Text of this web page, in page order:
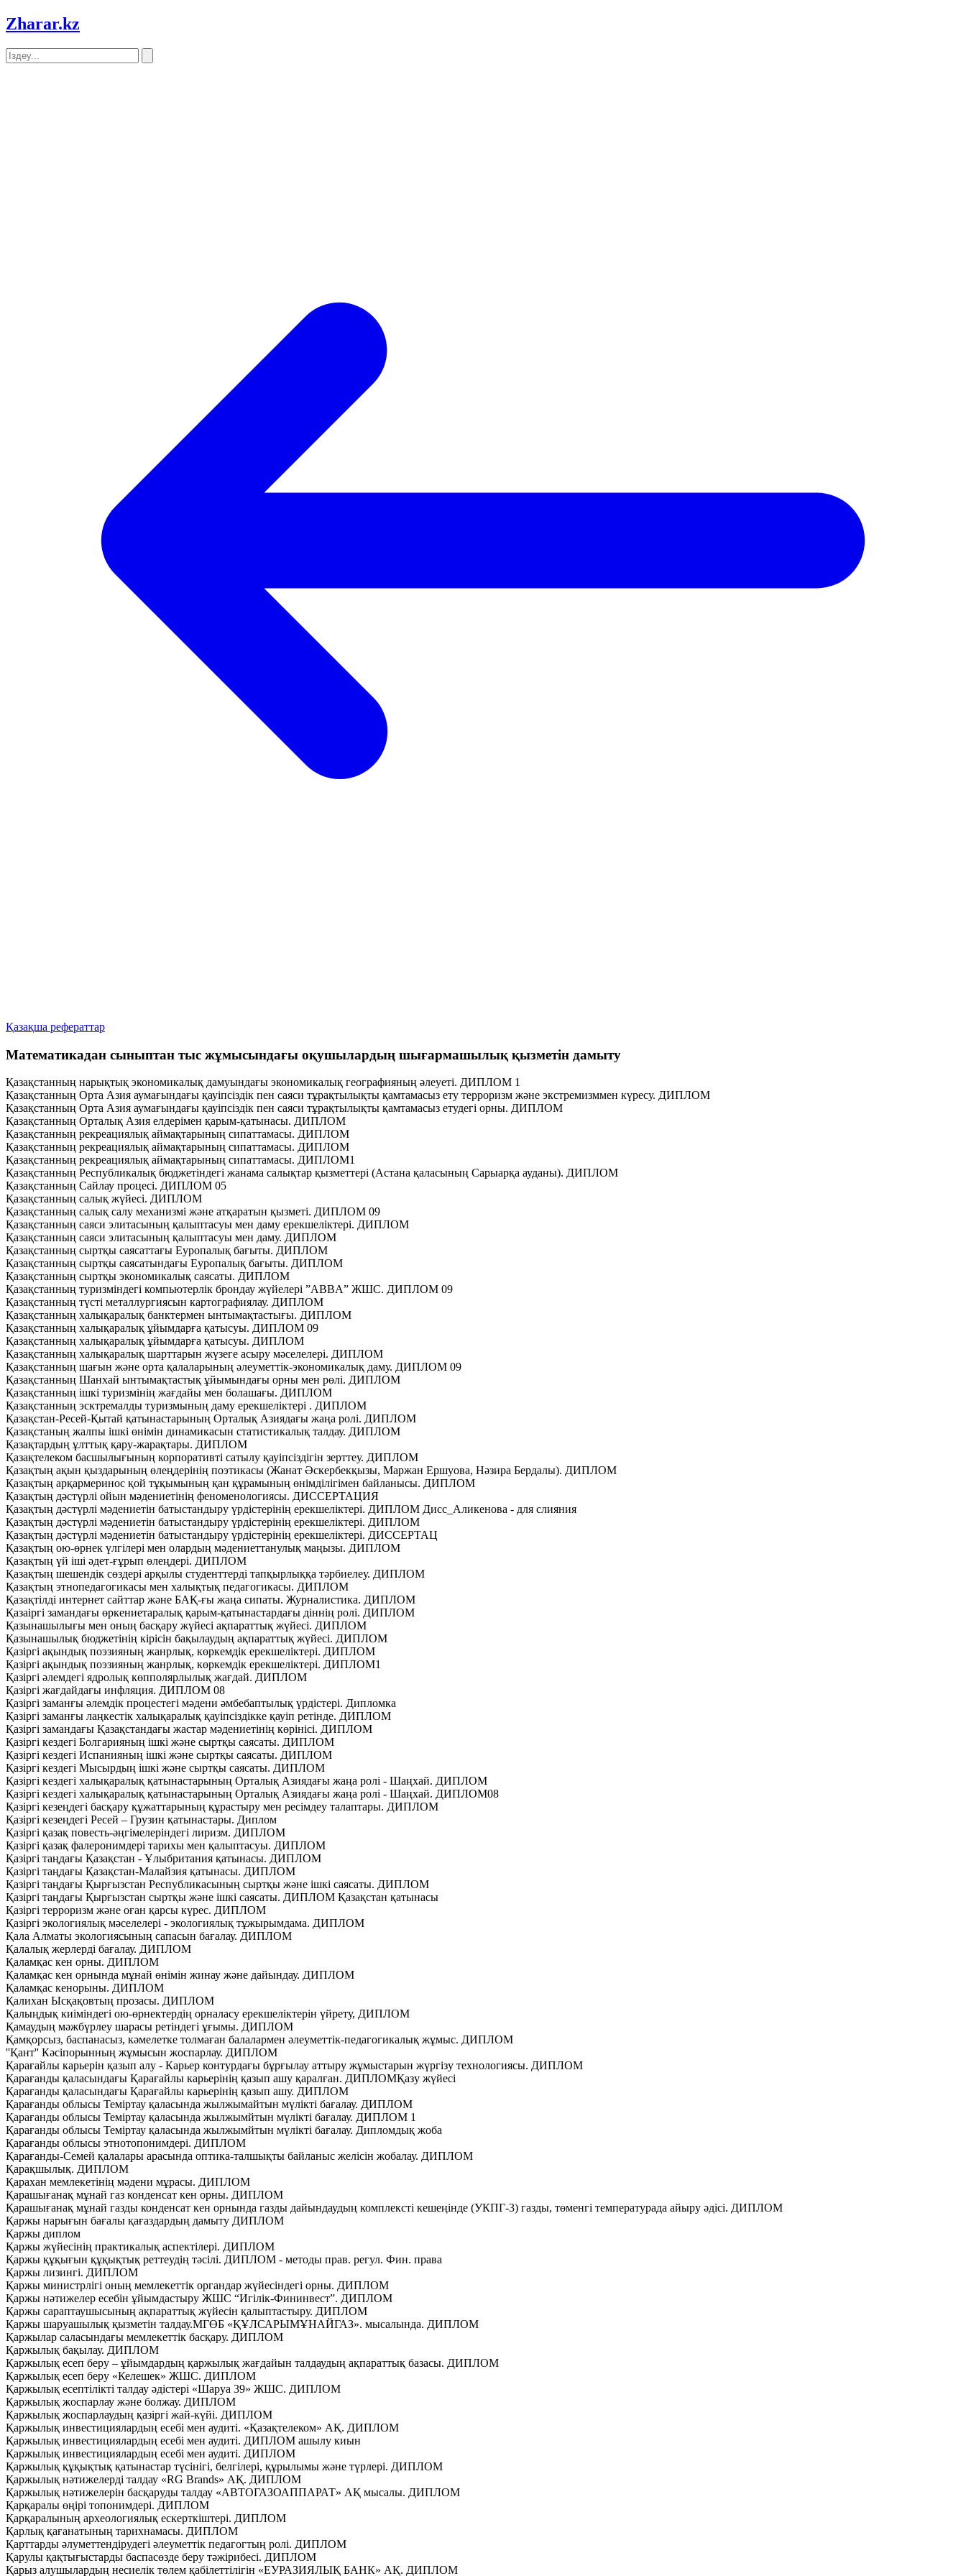
Zharar.kz
Қазақша рефераттар
Математикадан сыныптан тыс жұмысындағы оқушылардың шығармашылық қызметін дамыту
Қазақстанның нарықтық экономикалық дамуындағы экономикалық географияның әлеуеті. ДИПЛОМ 1
Қазақстанның Орта Азия аумағындағы қауіпсіздік пен саяси тұрақтылықты қамтамасыз ету терроризм және экстремизммен күресу. ДИПЛОМ
Қазақстанның Орта Азия аумағындағы қауіпсіздік пен саяси тұрақтылықты қамтамасыз етудегі орны. ДИПЛОМ
Қазақстанның Орталық Азия елдерімен қарым-қатынасы. ДИПЛОМ
Қазақстанның рекреациялық аймақтарының cипаттамасы. ДИПЛОМ
Қазақстанның рекреациялық аймақтарының сипаттамасы. ДИПЛОМ
Қазақстанның рекреациялық аймақтарының сипаттамасы. ДИПЛОМ1
Қазақстанның Республикалық бюджетіндегі жанама салықтар қызметтері (Астана қаласының Сарыарқа ауданы). ДИПЛОМ
Қазақстанның Сайлау процесі. ДИПЛОМ 05
Қазақстанның салық жүйесі. ДИПЛОМ
Қазақстанның салық салу механизмі және атқаратын қызметі. ДИПЛОМ 09
Қазақстанның саяси элитасының қалыптасуы мен даму ерекшеліктері. ДИПЛОМ
Қазақстанның саяси элитасының қалыптасуы мен даму. ДИПЛОМ
Қазақстанның сыртқы саясаттағы Еуропалық бағыты. ДИПЛОМ
Қазақстанның сыртқы саясатындағы Еуропалық бағыты. ДИПЛОМ
Қазақстанның сыртқы экономикалық саясаты. ДИПЛОМ
Қазақстанның туризміндегі компьютерлік брондау жүйелері ”ABBA” ЖШС. ДИПЛОМ 09
Қазақстанның түсті металлургиясын картографиялау. ДИПЛОМ
Қазақстанның халықаралық банктермен ынтымақтастығы. ДИПЛОМ
Қазақстанның халықаралық ұйымдарға қатысуы. ДИПЛОМ 09
Қазақстанның халықаралық ұйымдарға қатысуы. ДИПЛОМ
Қазақстанның халықаралық шарттарын жүзеге асыру мәселелері. ДИПЛОМ
Қазақстанның шағын және орта қалаларының әлеуметтік-экономикалық даму. ДИПЛОМ 09
Қазақстанның Шанхай ынтымақтастық ұйымындағы орны мен рөлі. ДИПЛОМ
Қазақстанның ішкі туризмінің жағдайы мен болашағы. ДИПЛОМ
Қазақстанның эсктремалды туризмының даму ерекшеліктері . ДИПЛОМ
Қазақстан-Ресей-Қытай қатынастарының Орталық Азиядағы жаңа ролі. ДИПЛОМ
Қазақстаның жалпы ішкі өнімін динамикасын статистикалық талдау. ДИПЛОМ
Қазақтардың ұлттық қару-жарақтары. ДИПЛОМ
Қазақтелеком басшылығының корпоративті сатылу қауіпсіздігін зерттеу. ДИПЛОМ
Қазақтың ақын қыздарының өлеңдерінің поэтикасы (Жанат Әскербекқызы, Маржан Ершуова, Нәзира Бердалы). ДИПЛОМ
Қазақтың арқармеринос қой тұқымының қан құрамының өнімділігімен байланысы. ДИПЛОМ
Қазақтың дәстүрлi ойын мәдениетiнiң феноменологиясы. ДИССЕРТАЦИЯ
Қазақтың дәстүрлі мәдениетін батыстандыру үрдістерінің ерекшеліктері. ДИПЛОМ Дисс_Аликенова - для слияния
Қазақтың дәстүрлі мәдениетін батыстандыру үрдістерінің ерекшеліктері. ДИПЛОМ
Қазақтың дәстүрлі мәдениетін батыстандыру үрдістерінің ерекшеліктері. ДИССЕРТАЦ
Қазақтың ою-өрнек үлгілері мен олардың мәдениеттанулық маңызы. ДИПЛОМ
Қазақтың үй іші әдет-ғұрып өлеңдері. ДИПЛОМ
Қазақтың шешендік сөздері арқылы студенттерді тапқырлыққа тәрбиелеу. ДИПЛОМ
Қазақтың этнопедагогикасы мен халықтық педагогикасы. ДИПЛОМ
Қазақтілді интернет сайттар және БАҚ-ғы жаңа сипаты. Журналистика. ДИПЛОМ
Қазаіргі замандағы өркениетаралық қарым-қатынастардағы діннің ролі. ДИПЛОМ
Қазынашылығы мен оның басқару жүйесi ақпараттық жүйесі. ДИПЛОМ
Қазынашылық бюджетінің кірісін бақылаудың ақпараттық жүйесi. ДИПЛОМ
Қазіргі ақындық поэзияның жанрлық, көркемдік ерекшеліктері. ДИПЛОМ
Қазіргі ақындық поэзияның жанрлық, көркемдік ерекшеліктері. ДИПЛОМ1
Қазіргі әлемдегі ядролық көпполярлылық жағдай. ДИПЛОМ
Қазіргі жағдайдағы инфляция. ДИПЛОМ 08
Қазіргі заманғы әлемдік процестегі мәдени әмбебаптылық үрдістері. Дипломка
Қазіргі заманғы лаңкестік халықаралық қауіпсіздікке қауіп ретінде. ДИПЛОМ
Қазіргі замандағы Қазақстандағы жастар мәдениетінің көрінісі. ДИПЛОМ
Қазіргі кездегі Болгарияның ішкі және сыртқы саясаты. ДИПЛОМ
Қазіргі кездегі Испанияның ішкі және сыртқы саясаты. ДИПЛОМ
Қазіргі кездегі Мысырдың ішкі және сыртқы саясаты. ДИПЛОМ
Қазіргі кездегі халықаралық қатынастарының Орталық Азиядағы жаңа ролі - Шаңхай. ДИПЛОМ
Қазіргі кездегі халықаралық қатынастарының Орталық Азиядағы жаңа ролі - Шаңхай. ДИПЛОМ08
Қазіргі кезеңдегі басқару құжаттарының құрастыру мен ресімдеу талаптары. ДИПЛОМ
Қазіргі кезеңдегі Ресей – Грузин қатынастары. Диплом
Қазіргі қазақ повесть-әңгімелеріндегі лиризм. ДИПЛОМ
Қазіргі қазақ фалеронимдері тарихы мен қалыптасуы. ДИПЛОМ
Қазіргі таңдағы Қазақстан - Ұлыбритания қатынасы. ДИПЛОМ
Қазіргі таңдағы Қазақстан-Малайзия қатынасы. ДИПЛОМ
Қазіргі таңдағы Қырғызстан Республикасының сыртқы және ішкі саясаты. ДИПЛОМ
Қазіргі таңдағы Қырғызстан сыртқы және ішкі саясаты. ДИПЛОМ Қазақстан қатынасы
Қазіргі терроризм және оған қарсы күрес. ДИПЛОМ
Қазіргі экологиялық мәселелері - экологиялық тұжырымдама. ДИПЛОМ
Қала Алматы экологиясының сапасын бағалау. ДИПЛОМ
Қалалық жерлерді бағалау. ДИПЛОМ
Қаламқас кен орны. ДИПЛОМ
Қаламқас кен орнында мұнай өнімін жинау және дайындау. ДИПЛОМ
Қаламқас кенорыны. ДИПЛОМ
Қалихан Ысқақовтың прозасы. ДИПЛОМ
Қалыңдық киіміндегі ою-өрнектердің орналасу ерекшеліктерін үйрету, ДИПЛОМ
Қамаудың мәжбүрлеу шарасы ретіндегі ұғымы. ДИПЛОМ
Қамқорсыз, баспанасыз, кәмелетке толмаған балалармен әлеуметтік-педагогикалық жұмыс. ДИПЛОМ
''Қант'' Кәсіпорынның жұмысын жоспарлау. ДИПЛОМ
Қарағайлы карьерін қазып алу - Карьер контурдағы бұрғылау аттыру жұмыстарын жүргізу технологиясы. ДИПЛОМ
Қарағанды қаласындағы Қарағайлы карьерінің қазып ашу қаралған. ДИПЛОМҚазу жүйесі
Қарағанды қаласындағы Қарағайлы карьерінің қазып ашу. ДИПЛОМ
Қарағанды облысы Теміртау қаласында жылжымайтын мүлікті бағалау. ДИПЛОМ
Қарағанды облысы Теміртау қаласында жылжымйтын мүлікті бағалау. ДИПЛОМ 1
Қарағанды облысы Теміртау қаласында жылжымйтын мүлікті бағалау. Дипломдық жоба
Қарағанды облысы этнотопонимдері. ДИПЛОМ
Қарағанды-Семей қалалары арасында оптика-талшықты байланыс желісін жобалау. ДИПЛОМ
Қарақшылық. ДИПЛОМ
Қарахан мемлекетінің мәдени мұрасы. ДИПЛОМ
Қарашығанақ мұнай газ конденсат кен орны. ДИПЛОМ
Қарашығанақ мұнай газды конденсат кен орнында газды дайындаудың комплексті кешеңінде (УКПГ-3) газды, төменгі температурада айыру әдісі. ДИПЛОМ
Қаржы нарығын бағалы қағаздардың дамыту ДИПЛОМ
Қаржы диплом
Қаржы жүйесінің практикалық аспектілері. ДИПЛОМ
Қаржы құқығын құқықтық реттеудің тәсілі. ДИПЛОМ - методы прав. регул. Фин. права
Қаржы лизингі. ДИПЛОМ
Қаржы министрлігі оның мемлекеттік органдар жүйесіндегі орны. ДИПЛОМ
Қаржы нәтижелер есебiн ұйымдастыру ЖШС “Игiлiк-Фининвест”. ДИПЛОМ
Қаржы сараптаушысының ақпараттық жүйесін қалыптастыру. ДИПЛОМ
Қаржы шаруашылық қызметін талдау.МГӨБ «ҚҰЛСАРЫМҰНАЙГАЗ». мысалында. ДИПЛОМ
Қаржылар саласындағы мемлекеттік басқару. ДИПЛОМ
Қаржылық бақылау. ДИПЛОМ
Қаржылық есеп беру – ұйымдардың қаржылық жағдайын талдаудың ақпараттық базасы. ДИПЛОМ
Қаржылық есеп беру «Келешек» ЖШС. ДИПЛОМ
Қаржылық есептілікті талдау әдістері «Шаруа 39» ЖШС. ДИПЛОМ
Қаржылық жоспарлау және болжау. ДИПЛОМ
Қаржылық жоспарлаудың қазіргі жай-күйі. ДИПЛОМ
Қаржылық инвестициялардың есебі мен аудиті. «Қазақтелеком» АҚ. ДИПЛОМ
Қаржылық инвестициялардың есебі мен аудиті. ДИПЛОМ ашылу киын
Қаржылық инвестициялардың есебі мен аудиті. ДИПЛОМ
Қаржылық құқықтық қатынастар түсінігі, белгілері, құрылымы және түрлері. ДИПЛОМ
Қаржылық нәтижелерді талдау «RG Brands» АҚ. ДИПЛОМ
Қаржылық нәтижелерін басқаруды талдау «АВТОГАЗОАППАРАТ» АҚ мысалы. ДИПЛОМ
Қарқаралы өңірі топонимдері. ДИПЛОМ
Қарқаралының археологиялық ескерткіштері. ДИПЛОМ
Қарлық қағанатының тарихнамасы. ДИПЛОМ
Қарттарды әлуметтендірудегі әлеуметтік педагогтың ролі. ДИПЛОМ
Қарулы қақтығыстарды баспасөзде беру тәжірибесі. ДИПЛОМ
Қарыз алушылардың несиелік төлем қабілеттілігін «ЕУРАЗИЯЛЫҚ БАНК» АҚ. ДИПЛОМ